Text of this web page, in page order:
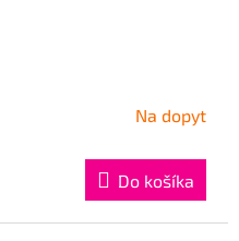
Na dopyt
Do košíka